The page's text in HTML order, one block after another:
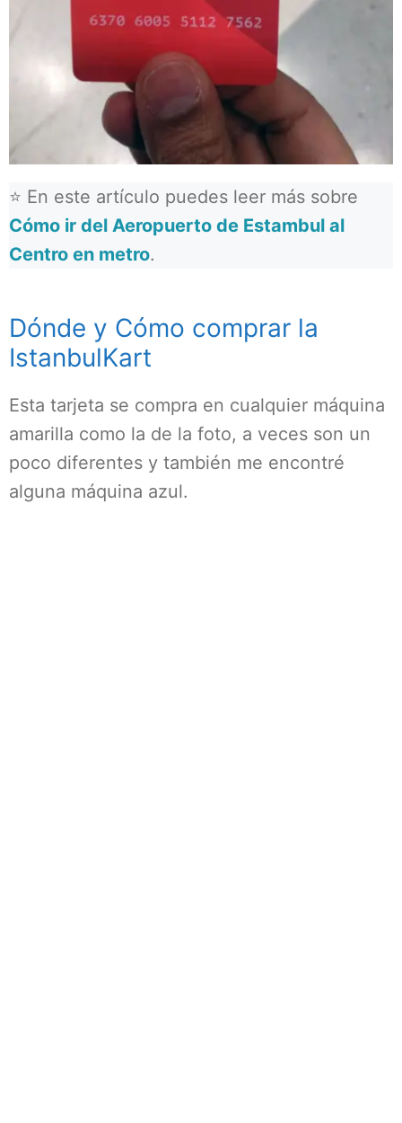
⭐ En este artículo puedes leer más sobre
Cómo ir del Aeropuerto de Estambul al
Centro en metro.
Dónde y Cómo comprar la
IstanbulKart
Esta tarjeta se compra en cualquier máquina
amarilla como la de la foto, a veces son un
poco diferentes y también me encontré
alguna máquina azul.